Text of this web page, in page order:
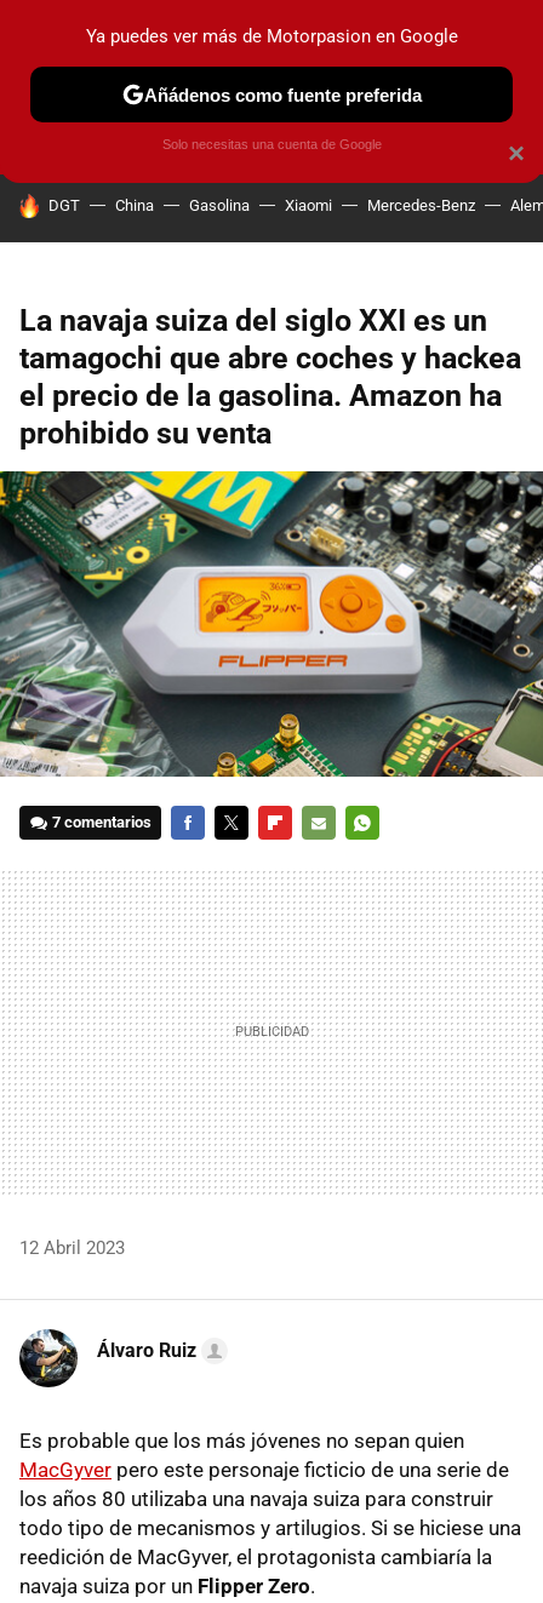
PRUEBAS COCHES ELÉCTRICOS OBSERVATORIO
HOY SE HABLA DE
DGT China Gasolina Xiaomi Mercedes-Benz
La navaja suiza del siglo XXI es un
tamagochi que abre coches y hackea
el precio de la gasolina. Amazon ha
prohibido su venta
7 comentarios
MAIL
12 Abril 2023
Álvaro Ruiz
Es probable que los más jóvenes no sepan quien
MacGyver pero este personaje ficticio de una serie de
los años 80 utilizaba una navaja suiza para construir
todo tipo de mecanismos y artilugios. Si se hiciese una
reedición de MacGyver, el protagonista cambiaría la
navaja suiza por un Flipper Zero.
×
Ya puedes ver más de Motorpasion en Google
Añádenos como fuente preferida
Solo necesitas una cuenta de Google